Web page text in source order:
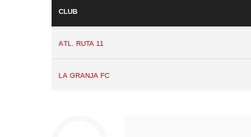
Club
Atl. Ruta 11
La Granja FC